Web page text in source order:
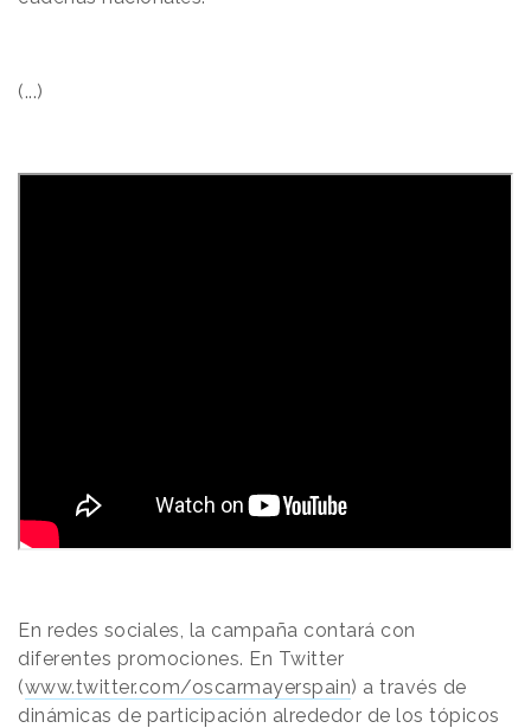
(...)
En redes sociales, la campaña contará con
diferentes promociones. En Twitter
(www.twitter.com/oscarmayerspain) a través de
dinámicas de participación alrededor de los tópicos